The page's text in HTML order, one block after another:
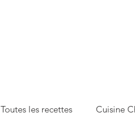
Toutes les recettes Cuisine